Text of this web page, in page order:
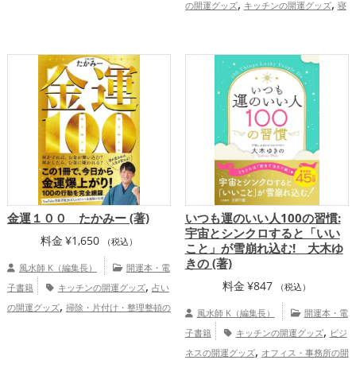
パの開運グッズ,玄関の開運グッズ,リビ
ングの開運グッズ
恋愛運アップ
婚運アップ,金運アップ,仕事運アップ
健康運アップ,家庭運・家族運アップ
合運・全体運アップ
の開運グッズ
キッチンの開運グッズ 寝
風水・家相の開運グッズ ,掃除・片付
け・整理整頓の開運グッズ
金運アップ ,仕事運アップ
家庭運・家族運アップ
運・全体運アップ
金運１００ たかみー (著)
料金 ¥1,650 （税込）
風水師 K（編集長）
開運本・電
子書籍
キッチンの開運グッズ, 占い
の開運グッズ, 掃除・片付け・整理整頓の
いつも運のいい人100の習慣:
宇宙とシンクロすると「いい
こと」が雪崩れ込む! 大木ゆ
きの (著)
料金 ¥847 （税込）
風水師 K（編集長）
開運本・電
子書籍
キッチンの開運グッズ, ビジ
ネスの開運グッズ, オフィス・事務所の開